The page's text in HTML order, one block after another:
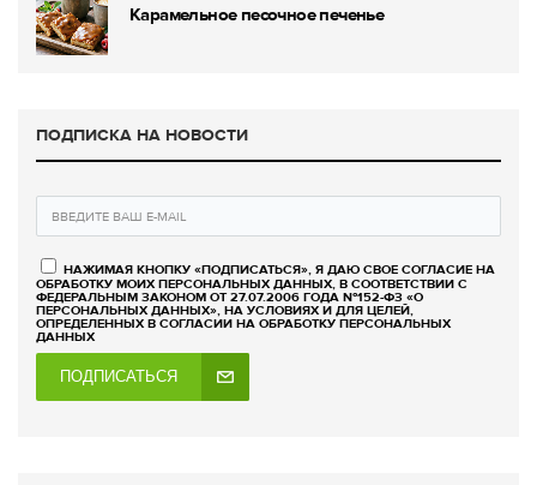
Карамельное песочное печенье
ПОДПИСКА НА НОВОСТИ
НАЖИМАЯ КНОПКУ «ПОДПИСАТЬСЯ», Я ДАЮ СВОЕ СОГЛАСИЕ НА
ОБРАБОТКУ МОИХ ПЕРСОНАЛЬНЫХ ДАННЫХ, В СООТВЕТСТВИИ С
ФЕДЕРАЛЬНЫМ ЗАКОНОМ ОТ 27.07.2006 ГОДА №152-ФЗ «О
ПЕРСОНАЛЬНЫХ ДАННЫХ», НА УСЛОВИЯХ И ДЛЯ ЦЕЛЕЙ,
ОПРЕДЕЛЕННЫХ В СОГЛАСИИ НА ОБРАБОТКУ ПЕРСОНАЛЬНЫХ
ДАННЫХ
ПОДПИСАТЬСЯ